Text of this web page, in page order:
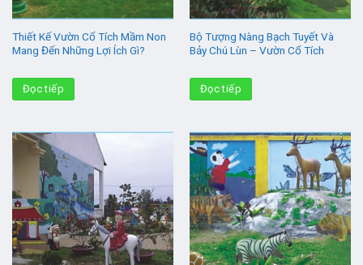
Thiết Kế Vườn Cổ Tích Mầm Non
Mang Đến Những Lợi Ích Gì?
Đọc tiếp
Bộ Tượng Nàng Bạch Tuyết Và
Bảy Chú Lùn – Vườn Cổ Tích
Đọc tiếp